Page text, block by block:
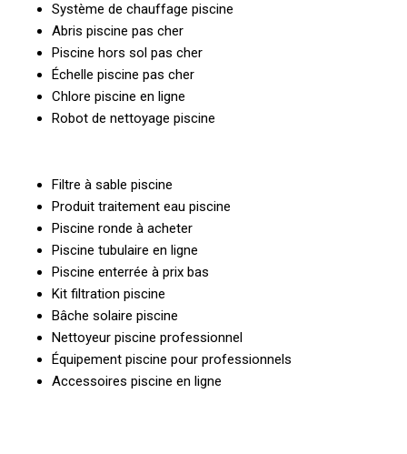
Système de chauffage piscine
Abris piscine pas cher
Piscine hors sol pas cher
Échelle piscine pas cher
Chlore piscine en ligne
Robot de nettoyage piscine
Filtre à sable piscine
Produit traitement eau piscine
Piscine ronde à acheter
Piscine tubulaire en ligne
Piscine enterrée à prix bas
Kit filtration piscine
Bâche solaire piscine
Nettoyeur piscine professionnel
Équipement piscine pour professionnels
Accessoires piscine en ligne